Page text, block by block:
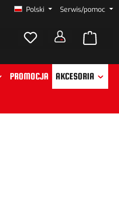
Polski Serwis/pomoc
PROMOCJA AKCESORIA